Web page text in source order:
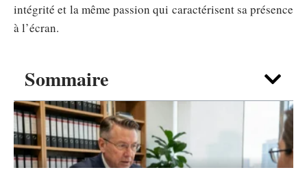
Sommaire
intégrité et la même passion qui caractérisent sa présence
à l’écran.